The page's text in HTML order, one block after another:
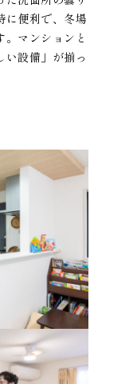
に便利で、冬場
マンションと
い設備」が揃っ